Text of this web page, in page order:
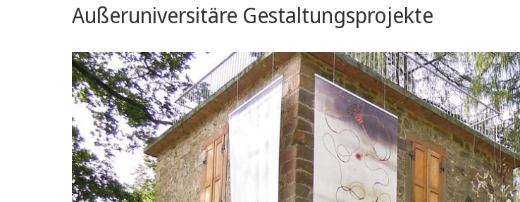
Kunst
Außeruniversitäre Gestaltungsprojekte